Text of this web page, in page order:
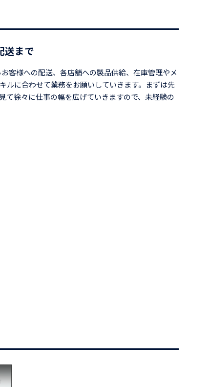
送まで
客様への配送、各店舗への製品供給、在庫管理やメ
ルに合わせて業務をお願いしていきます。まずは先
て徐々に仕事の幅を広げていきますので、未経験の